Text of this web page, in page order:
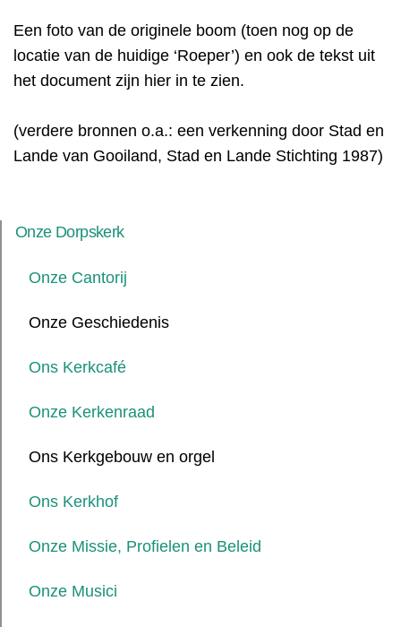
Een foto van de originele boom (toen nog op de
locatie van de huidige ‘Roeper’) en ook de tekst uit
het document zijn hier in te zien.
(verdere bronnen o.a.: een verkenning door Stad en
Lande van Gooiland, Stad en Lande Stichting 1987)
Onze Dorpskerk
Onze Cantorij
Onze Geschiedenis
Ons Kerkcafé
Onze Kerkenraad
Ons Kerkgebouw en orgel
Ons Kerkhof
Onze Missie, Profielen en Beleid
Onze Musici